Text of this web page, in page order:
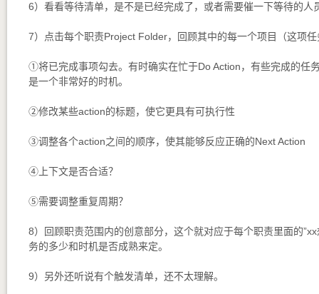
6）看看等待清单，是不是已经完成了，或者需要催一下等待的人
7）点击每个职责Project Folder，回顾其中的每一个项目（这项
①将已完成事项勾去。有时确实在忙于Do Action，有些完成的任
是一个非常好的时机。
②修改某些action的标题，使它更具有可执行性
③调整各个action之间的顺序，使其能够反应正确的Next Action
④上下文是否合适？
⑤需要调整重复周期？
8）回顾职责范围内的创意部分，这个就对应于每个职责里面的
务的多少和时机是否成熟来定。
9）另外还听说有个触发清单，还不太理解。